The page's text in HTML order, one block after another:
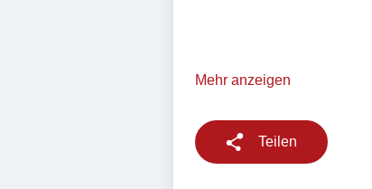
Mehr anzeigen
Teilen